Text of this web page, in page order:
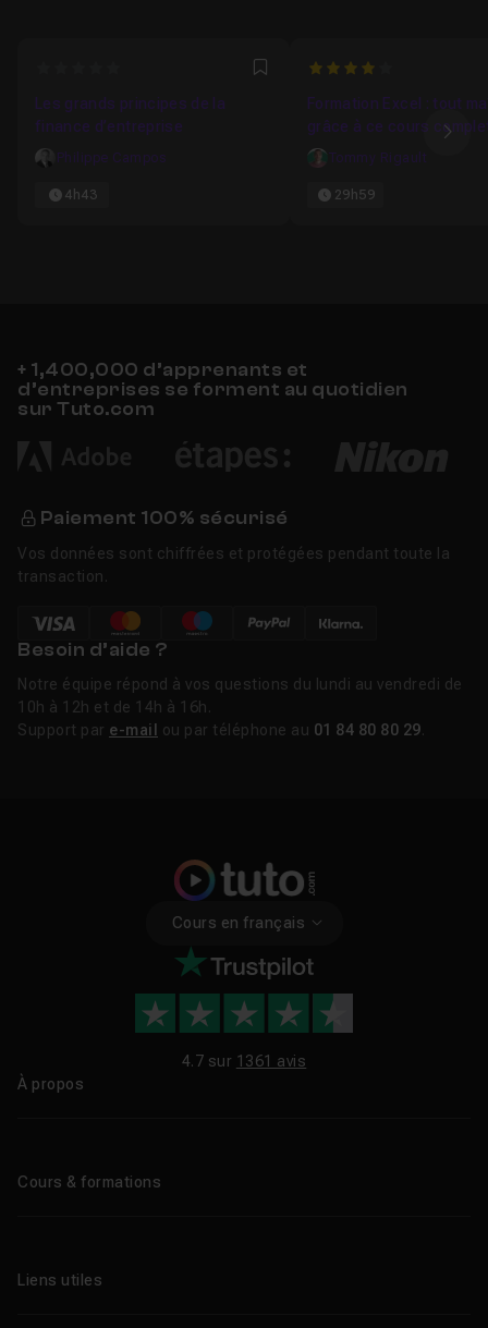
Favori
Les grands principes de la
finance d’entreprise
Philippe Campos
4h43
4
Formation Excel : tout
grâce à ce cours
Tommy Rigault
29h59
+ 1,400,000 d’apprenants et
d’entreprises se forment au quotidien
sur Tuto.com
Paiement 100% sécurisé
Vos données sont chiffrées et protégées pendant toute la
transaction.
Besoin d’aide ?
Notre équipe répond à vos questions du lundi au vendredi de
10h à 12h et de 14h à 16h.
Support par e-mail ou par téléphone au 01 84 80 80 29
Cours en français
4.7 sur 1361 avis
À propos
Cours & formations
Formations certifiantes
Liens utiles